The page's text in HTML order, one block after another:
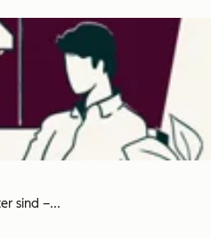
sind –...